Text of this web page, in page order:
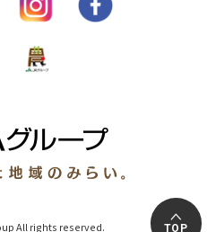
All rights reserved. TOP